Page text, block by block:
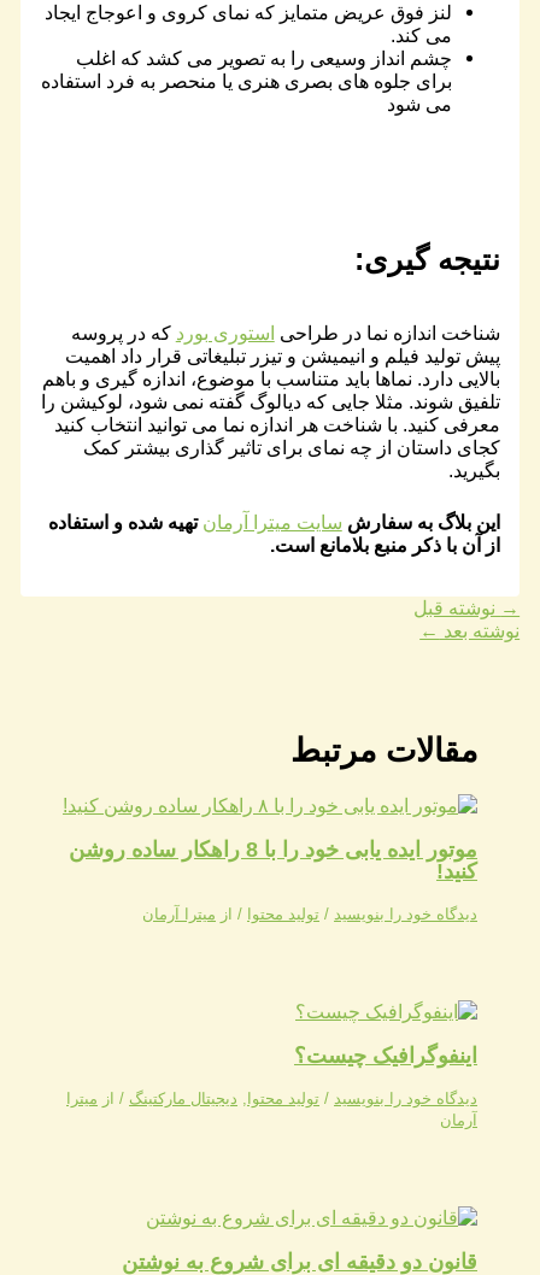
لنز فوق عریض متمایز که نمای کروی و اعوجاج ایجاد
می کند.
چشم انداز وسیعی را به تصویر می کشد که اغلب
برای جلوه های بصری هنری یا منحصر به فرد استفاده
می شود
نتیجه گیری:
شناخت اندازه نما در طراحی استوری بورد که در پروسه
پیش تولید فیلم و انیمیشن و تیزر تبلیغاتی قرار داد اهمیت
بالایی دارد. نماها باید متناسب با موضوع، اندازه گیری و باهم
تلفیق شوند. مثلا جایی که دیالوگ گفته نمی شود، لوکیشن را
معرفی کنید. با شناخت هر اندازه نما می توانید انتخاب کنید
کجای داستان از چه نمای برای تاثیر گذاری بیشتر کمک
بگیرید.
​​این بلاگ به سفارش سایت میترا آرمان تهیه شده و استفاده
از آن با ذکر منبع بلامانع است​.
→ نوشته قبل
نوشته بعد ←
مقالات مرتبط
موتور ایده یابی خود را با 8 راهکار ساده روشن
کنید!
دیدگاه‌ خود را بنویسید / تولید محتوا / از میترا آرمان
اینفوگرافیک چیست؟
دیدگاه‌ خود را بنویسید / تولید محتوا , دیجیتال مارکتینگ / از میترا
آرمان
قانون دو دقیقه ای برای شروع به نوشتن